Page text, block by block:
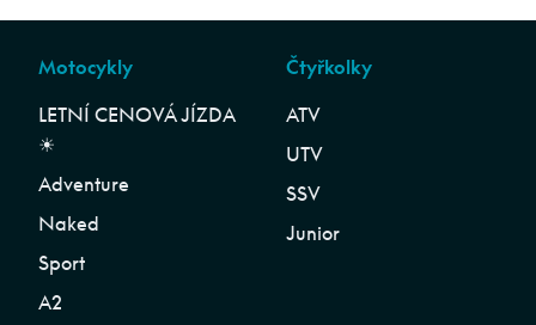
Motocykly
LETNÍ CENOVÁ JÍZDA
☀︎
Adventure
Naked
Sport
A2
Čtyřkolky
ATV
UTV
SSV
Junior